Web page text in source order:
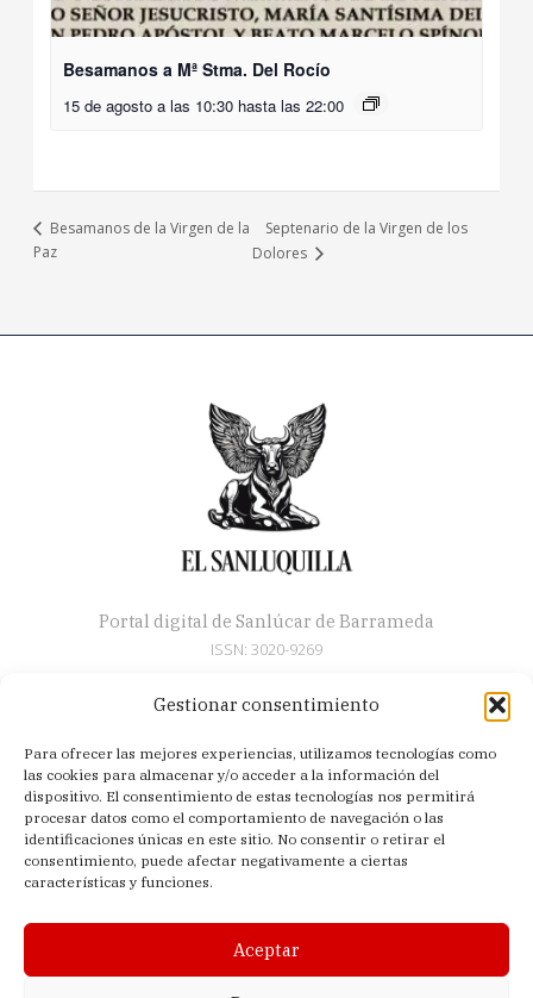
Gestionar consentimiento
Para ofrecer las mejores experiencias, utilizamos tecnologías como
las cookies para almacenar y/o acceder a la información del
dispositivo. El consentimiento de estas tecnologías nos permitirá
procesar datos como el comportamiento de navegación o las
identificaciones únicas en este sitio. No consentir o retirar el
consentimiento, puede afectar negativamente a ciertas
características y funciones.
Aceptar
Besamanos a Mª Stma. Del Rocío
15 de agosto a las 10:30 hasta las 22:00
Besamanos de la Virgen de la
Paz
Septenario de la Virgen de los
Dolores
Portal digital de Sanlúcar de Barrameda
ISSN: 3020-9269
Artículos
Semana Santa
Nosotros
Acerca de
Política de privacidad
Política de cookies (UE)